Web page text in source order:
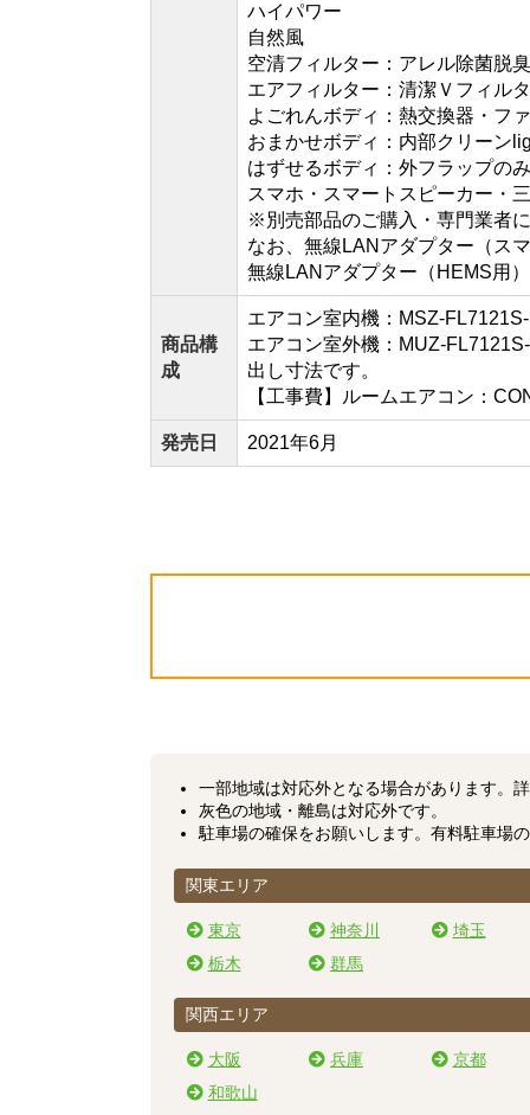
ハイパワー
自然風
空清フィルター：アレル除菌脱
エアフィルター：清潔Ｖフィル
よごれんボディ：熱交換器・フ
おまかせボディ：内部クリーン
はずせるボディ：外フラップのみ
スマホ・スマートスピーカー・
※別売部品のご購入・専門業者
なお、無線LANアダプター（ス
無線LANアダプター（HEMS用
商品構
成
エアコン室内機：MSZ-
エアコン室外機：MUZ-
出し寸法です。
【工事費】ルームエアコン：
発売日 2021年6月
一部地域は対応外となる場合があります。
灰色の地域・離島は対応外です。
駐車場の確保をお願いします。有料駐車場
関東エリア
東京 神奈川
埼玉
栃木
群馬
関西エリア
大阪 兵庫
京都
和歌山